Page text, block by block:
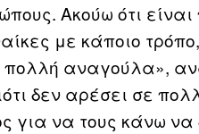
Ακούω ότι είναι
με κάποιο
αναγούλα»,
δεν αρέσει σε
για να τους κάνω